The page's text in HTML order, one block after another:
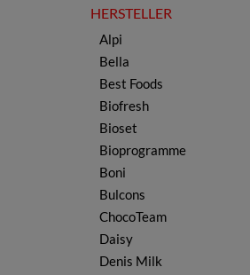
Gemüsekonserven
Obstkonserven
Gewürze & Kräuter
Gewürzmischungen
Joghurt & Kefir
Käse & Kaschkawal
Kerne & Nüsse
Ljutenica & Ajvar
Öl & Essig
Marmelade & Konfitüre
Nudeln, Teig & Reis
Schokolade & Waffeln
BIO Käse & Kaschkawal
BIO Öl & Essig
HERSTELLER
Alpi
Bella
Best Foods
Biofresh
Bioset
Bioprogramme
Boni
Bulcons
ChocoTeam
Daisy
Denis Milk